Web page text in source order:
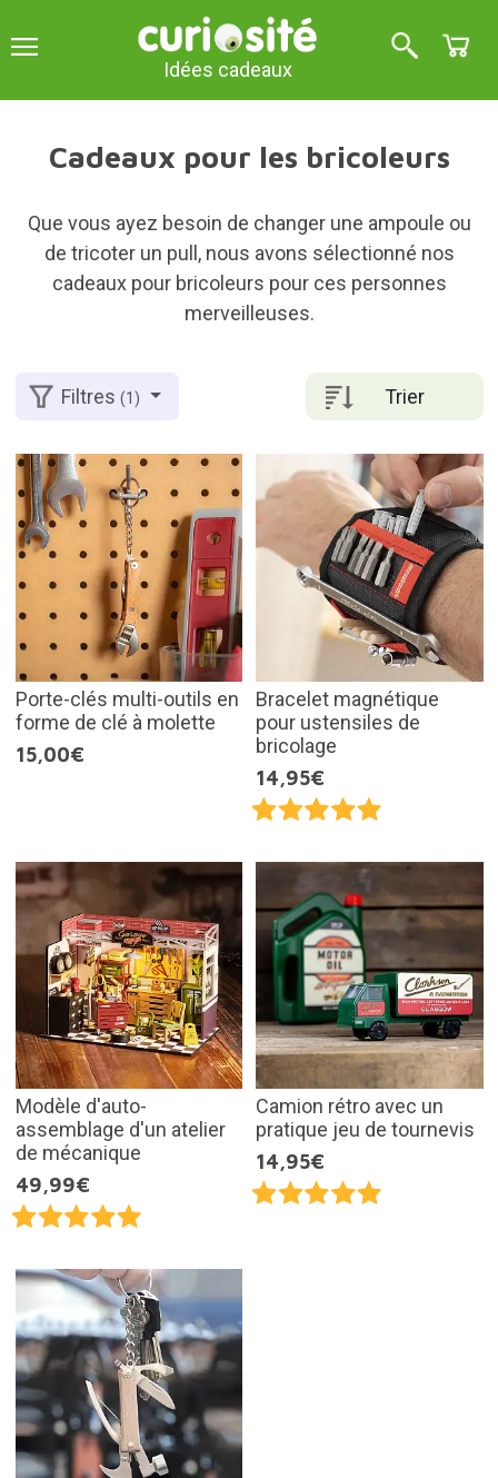
Idées cadeaux
Cadeaux pour les bricoleurs
Que vous ayez besoin de changer une ampoule ou
de tricoter un pull, nous avons sélectionné nos
cadeaux pour bricoleurs pour ces personnes
merveilleuses.
Trier
Filtres(1)
Porte-clés multi-outils en
forme de clé à molette
15,00€
Bracelet magnétique
pour ustensiles de
bricolage
14,95€
Modèle d'auto-
assemblage d'un atelier
de mécanique
49,99€
Camion rétro avec un
pratique jeu de tournevis
14,95€